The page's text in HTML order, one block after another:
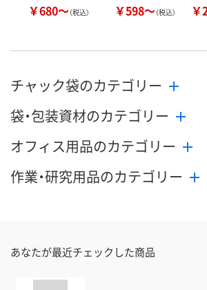
￥680～（税込） ￥598～（税込） ￥
チャック袋のカテゴリー
袋・包装資材のカテゴリー
オフィス用品のカテゴリー
作業・研究用品のカテゴリー
あなたが最近チェックした商品